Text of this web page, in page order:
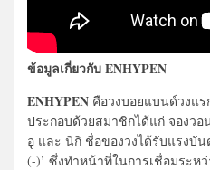
ข้อมูลเกี่ยวกับ ENHYPEN
ENHYPEN คือวงบอยแบนด์วงแร
ประกอบด้วยสมาชิกได้แก่ จองว
อู และ นิกิ ชื่อของวงได้รับแรงบัน
(-)’ ซึ่งทำหน้าที่ในการเชื่อมระห